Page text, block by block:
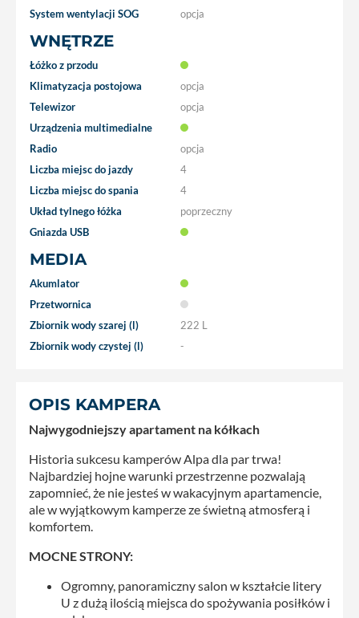
System wentylacji SOG
opcja
WNĘTRZE
Łóżko z przodu
Klimatyzacja postojowa
opcja
Telewizor
opcja
Urządzenia multimedialne
Radio
opcja
Liczba miejsc do jazdy
4
Liczba miejsc do spania
4
Układ tylnego łóżka
poprzeczny
Gniazda USB
MEDIA
Akumlator
Przetwornica
Zbiornik wody szarej (l)
222 L
Zbiornik wody czystej (l)
-
OPIS KAMPERA
Najwygodniejszy apartament na kółkach
Historia sukcesu kamperów Alpa dla par trwa!
Najbardziej hojne warunki przestrzenne pozwalają
zapomnieć, że nie jesteś w wakacyjnym apartamencie,
ale w wyjątkowym kamperze ze świetną atmosferą i
komfortem.
MOCNE STRONY:
Ogromny, panoramiczny salon w kształcie litery
U z dużą ilością miejsca do spożywania posiłków i